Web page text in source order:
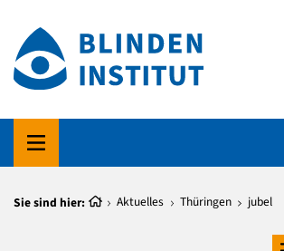
Sie sind hier: Aktuelles Thüringen jubel